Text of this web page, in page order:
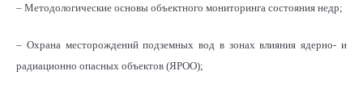
– Методологические основы объектного мониторинга состояния недр;
– Охрана месторождений подземных вод в зонах влияния ядерно- и
радиационно опасных объектов (ЯРОО);